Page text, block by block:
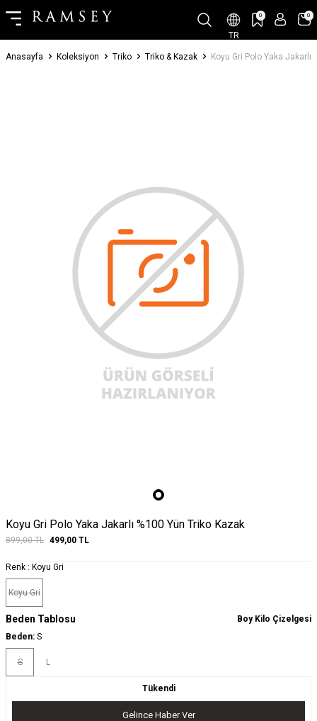
TR
0 0
Anasayfa Koleksiyon Triko Triko & Kazak Koyu Gri Polo Yaka Jakarlı
Koyu Gri Polo Yaka Jakarlı %100 Yün Triko Kazak
899,00TL 499,00 TL
Renk : Koyu Gri
Koyu Gri
Beden Tablosu
Boy Kilo Çizelgesi
Beden: S
S L
Tükendi
Gelince Haber Ver